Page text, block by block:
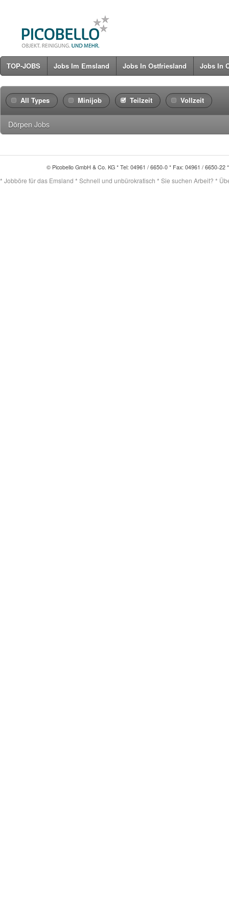
TOP-JOBS Jobs Im Emsland Jobs In Ostfriesland Jobs In
All Types Minijob Teilzeit Vollzeit
Dörpen Jobs
© Picobello GmbH & Co. KG * Tel: 04961 / 6650-0 * Fax: 04961 / 6650-22
* Jobböre für das Emsland * Schnell und unbürokratisch * Sie suchen Arbeit? *